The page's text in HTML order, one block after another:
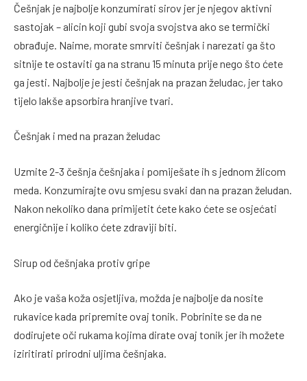
Češnjak je najbolje konzumirati sirov jer je njegov aktivni
sastojak – alicin koji gubi svoja svojstva ako se termički
obrađuje. Naime, morate smrviti češnjak i narezati ga što
sitnije te ostaviti ga na stranu 15 minuta prije nego što ćete
ga jesti. Najbolje je jesti češnjak na prazan želudac, jer tako
tijelo lakše apsorbira hranjive tvari.
Češnjak i med na prazan želudac
Uzmite 2-3 češnja češnjaka i pomiješate ih s jednom žlicom
meda. Konzumirajte ovu smjesu svaki dan na prazan želudan.
Nakon nekoliko dana primijetit ćete kako ćete se osjećati
energičnije i koliko ćete zdraviji biti.
Sirup od češnjaka protiv gripe
Ako je vaša koža osjetljiva, možda je najbolje da nosite
rukavice kada pripremite ovaj tonik. Pobrinite se da ne
dodirujete oči rukama kojima dirate ovaj tonik jer ih možete
iziritirati prirodni uljima češnjaka.